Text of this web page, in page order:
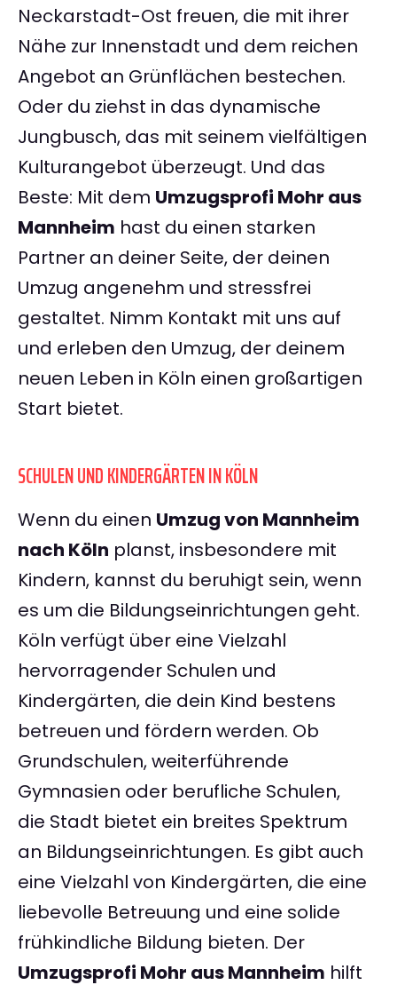
Neckarstadt-Ost freuen, die mit ihrer
Nähe zur Innenstadt und dem reichen
Angebot an Grünflächen bestechen.
Oder du ziehst in das dynamische
Jungbusch, das mit seinem vielfältigen
Kulturangebot überzeugt. Und das
Beste: Mit dem Umzugsprofi Mohr aus
Mannheim hast du einen starken
Partner an deiner Seite, der deinen
Umzug angenehm und stressfrei
gestaltet. Nimm Kontakt mit uns auf
und erleben den Umzug, der deinem
neuen Leben in Köln einen großartigen
Start bietet.
SCHULEN UND KINDERGÄRTEN IN KÖLN
Wenn du einen Umzug von Mannheim
nach Köln planst, insbesondere mit
Kindern, kannst du beruhigt sein, wenn
es um die Bildungseinrichtungen geht.
Köln verfügt über eine Vielzahl
hervorragender Schulen und
Kindergärten, die dein Kind bestens
betreuen und fördern werden. Ob
Grundschulen, weiterführende
Gymnasien oder berufliche Schulen,
die Stadt bietet ein breites Spektrum
an Bildungseinrichtungen. Es gibt auch
eine Vielzahl von Kindergärten, die eine
liebevolle Betreuung und eine solide
frühkindliche Bildung bieten. Der
Umzugsprofi Mohr aus Mannheim hilft